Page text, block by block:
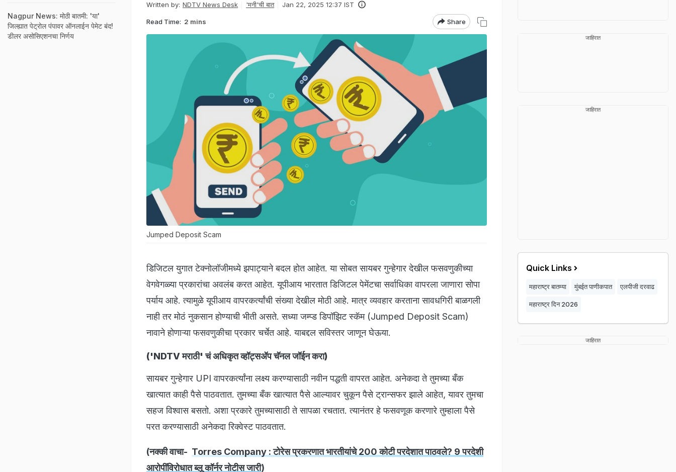
Written by: NDTV News Desk 'मनी'ची बात Jan 22, 2025 12:37 IST
Read Time: 2 mins Share
Jumped Deposit Scam
डिजिटल युगात टेक्नोलॉजीमध्ये झपाट्याने बदल होत आहेत. या सोबत सायबर गुन्हेगार देखील फसवणुकीच्या
वेगवेगळ्या प्रकारांचा अवलंब करत आहेत. यूपीआय भारतात डिजिटल पेमेंटचा सर्वाधिका वापरला जाणारा सोपा
पर्याय आहे. त्यामुळे यूपीआय वापरकर्त्यांची संख्या देखील मोठी आहे. मात्र व्यवहार करताना सावधगिरी बाळगली
नाही तर मोठं नुकसान होण्याची भीती असते. सध्या जम्प्ड डिपॉझिट स्कॅम (Jumped Deposit Scam)
नावाने होणाऱ्या फसवणुकीचा प्रकार चर्चेत आहे. याबद्दल सविस्तर जाणून घेऊया.
('NDTV मराठी' चं अधिकृत व्हॉट्सअ‍ॅप चॅनल जॉईन करा)
सायबर गुन्हेगार UPI वापरकर्त्यांना लक्ष्य करण्यासाठी नवीन पद्धती वापरत आहेत. अनेकदा ते तुमच्या बँक
खात्यात काही पैसे पाठवतात. तुमच्या बँक खात्यात पैसे आल्यावर चुकून पैसे ट्रान्सफर झाले आहेत, यावर तुमचा
सहज विश्वास बसतो. अशा प्रकारे तुमच्यासाठी ते सापळा रचतात. त्यानंतर हे फसवणूक करणारे तुम्हाला पैसे
परत करण्यासाठी अनेकदा रिक्वेस्ट पाठवतात.
(नक्की वाचा- Torres Company : टोरेस प्रकरणात भारतीयांचे 200 कोटी परदेशात पाठवले? 9 परदेशी
आरोपींविरोधात ब्लू कॉर्नर नोटीस जारी)
Nagpur News: मोठी बातमी: 'या'
जिल्ह्यात पेट्रोल पंपावर ऑनलाईन पेमेट बंद!
डीलर असोसिएशनचा निर्णय
जाहिरात
जाहिरात
Quick Links
महाराष्ट्र बातम्या मुंबईत पाणीकपात एलपीजी दरवाढ
महाराष्ट्र दिन 2026
जाहिरात